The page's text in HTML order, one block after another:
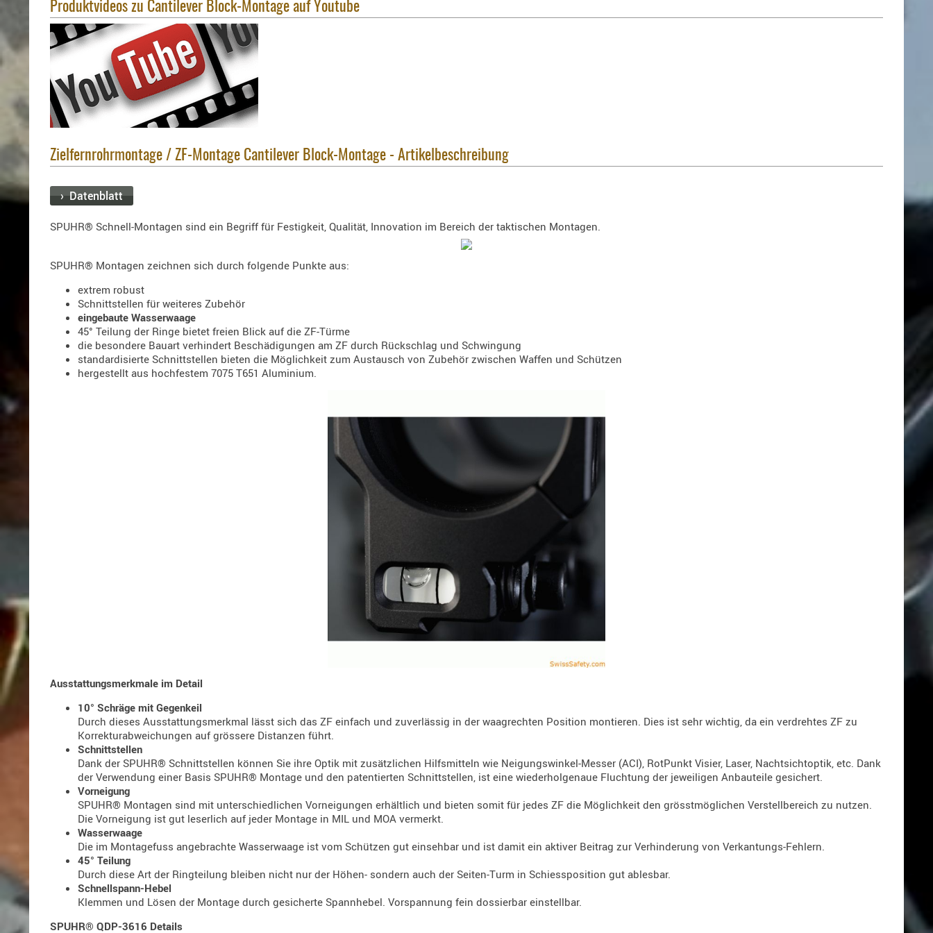
Produktvideos zu Cantilever Block-Montage auf Youtube
Zielfernrohrmontage / ZF-Montage Cantilever Block-Montage - Artikelbeschreibung
› Datenblatt
SPUHR® Schnell-Montagen sind ein Begriff für Festigkeit, Qualität, Innovation im Bereich der taktischen Montagen.
SPUHR® Montagen zeichnen sich durch folgende Punkte aus:
extrem robust
Schnittstellen für weiteres Zubehör
eingebaute Wasserwaage
45° Teilung der Ringe bietet freien Blick auf die ZF-Türme
die besondere Bauart verhindert Beschädigungen am ZF durch Rückschlag und Schwingung
standardisierte Schnittstellen bieten die Möglichkeit zum Austausch von Zubehör zwischen Waffen und Schützen
hergestellt aus hochfestem 7075 T651 Aluminium.
Ausstattungsmerkmale im Detail
10° Schräge mit Gegenkeil
Durch dieses Ausstattungsmerkmal lässt sich das ZF einfach und zuverlässig in der waagrechten Position montieren. Dies ist sehr wichtig, da ein verdrehtes ZF zu
Korrekturabweichungen auf grössere Distanzen führt.
Schnittstellen
Dank der SPUHR® Schnittstellen können Sie ihre Optik mit zusätzlichen Hilfsmitteln wie Neigungswinkel-Messer (ACI), RotPunkt Visier, Laser, Nachtsichtoptik, etc. Dank
der Verwendung einer Basis SPUHR® Montage und den patentierten Schnittstellen, ist eine wiederholgenaue Fluchtung der jeweiligen Anbauteile gesichert.
Vorneigung
SPUHR® Montagen sind mit unterschiedlichen Vorneigungen erhältlich und bieten somit für jedes ZF die Möglichkeit den grösstmöglichen Verstellbereich zu nutzen.
Die Vorneigung ist gut leserlich auf jeder Montage in MIL und MOA vermerkt.
Wasserwaage
Die im Montagefuss angebrachte Wasserwaage ist vom Schützen gut einsehbar und ist damit ein aktiver Beitrag zur Verhinderung von Verkantungs-Fehlern.
45° Teilung
Durch diese Art der Ringteilung bleiben nicht nur der Höhen- sondern auch der Seiten-Turm in Schiessposition gut ablesbar.
Schnellspann-Hebel
Klemmen und Lösen der Montage durch gesicherte Spannhebel. Vorspannung fein dossierbar einstellbar.
SPUHR® QDP-3616 Details